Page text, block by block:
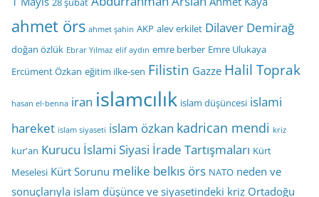
ahmet örs ahmet şahin AKP alev erkilet Dilaver Demirağ
doğan özlük Ebrar Yılmaz elif aydın emre berber Emre Ulukaya
Ercüment Özkan eğitim ilke-sen Filistin Gazze Halil Toprak
hasan el-benna iran islamcılık islam düşüncesi islami
hareket islam siyaseti islam özkan kadrican mendi kriz
kur'an Kurucu İslami Siyasi İrade Tartışmaları Kürt
Meselesi Kürt Sorunu melike belkıs örs NATO neden ve
sonuçlarıyla islam düşünce ve siyasetindeki kriz Ortadoğu